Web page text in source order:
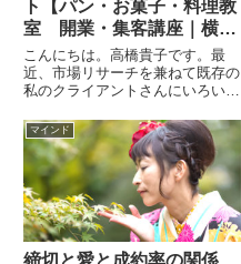
ト【パン・お菓子・料理教
室 開業・集客講座｜横浜
東京】
こんにちは。高橋貴子です。最
近、市場リサーチを兼ねて既存の
私のクライアントさんにいろいろ
ね。（＾＾）改めてアンケートを
拝見していると自分のサービスと
いうのがクライアントさんにどの
ように響いているのか改めて実感
で...
マインド
締切と愛と成約率の関係